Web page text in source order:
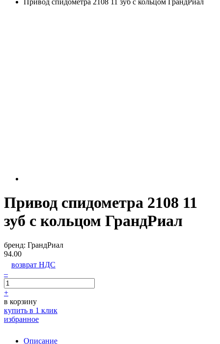
Привод спидометра 2108 11
зуб с кольцом ГрандРиал
бренд: ГрандРиал
94.00
возврат НДС
–
+
в корзину
купить в 1 клик
избранное
Описание